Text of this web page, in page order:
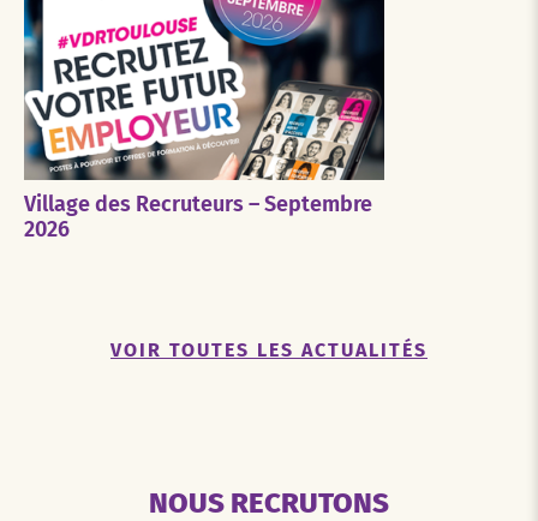
Village des Recruteurs – Septembre
2026
VOIR TOUTES LES ACTUALITÉS
NOUS RECRUTONS